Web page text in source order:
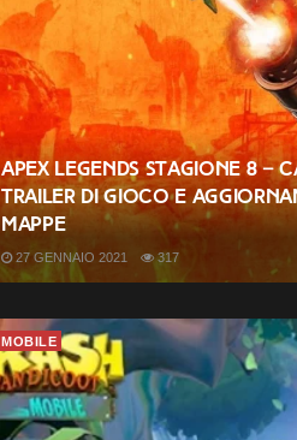
Apex Legends Stagione 8 –
trailer di gioco e
mappe
27 GENNAIO 2021 317
MOBILE